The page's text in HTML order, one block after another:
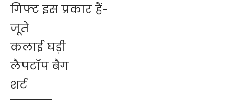
गिफ्ट इस प्रकार हैं-
जूते
कलाई घड़ी
लैपटॉप बैग
शर्ट